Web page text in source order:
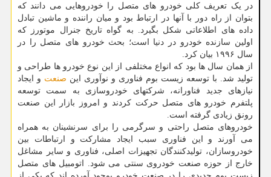
در یک تعریف کلی خودرو های متصل را خودروهایی می دانند که
بتوان از راه دور با آنها در ارتباط بود و میان راننده و ماشین تبادل
داده های اطلاعاتی شکل بگیرد. به گواه تاریخ جنرال موتورز که
اولین سازنده خودرو در دنیا است؛ بحث خودرو های متصل را در
سال ۱۹۹۶ بیان کرد.
از همان سال ها بود که انواع مختلفی از این نوع خودرو ها طراحی و
تولید شد. با توسعه زیست بوم فناوری و نوآوری این صنعت و ایجاد
نیازهای جدید فناورانه، شرکتهای خودروسازی به سمت توسعه
پلتفرم خودرو های متصل حرکت کردند و امروز بازار این صنعت
رونق زیادی گرفته است.
خودروهای متصل راحتی و سرگرمی را برای سرنشینان به همراه
می آورند و این فناوری سبب ایجاد مشارکت و ارتباطات بین
خودروسازان، تولیدکنندگان تجهیزات اصلی، فناوری و سایر مشاغل
خارج از حوزه صنعت خودروی سنتی می شود. اتومبیل های متصل